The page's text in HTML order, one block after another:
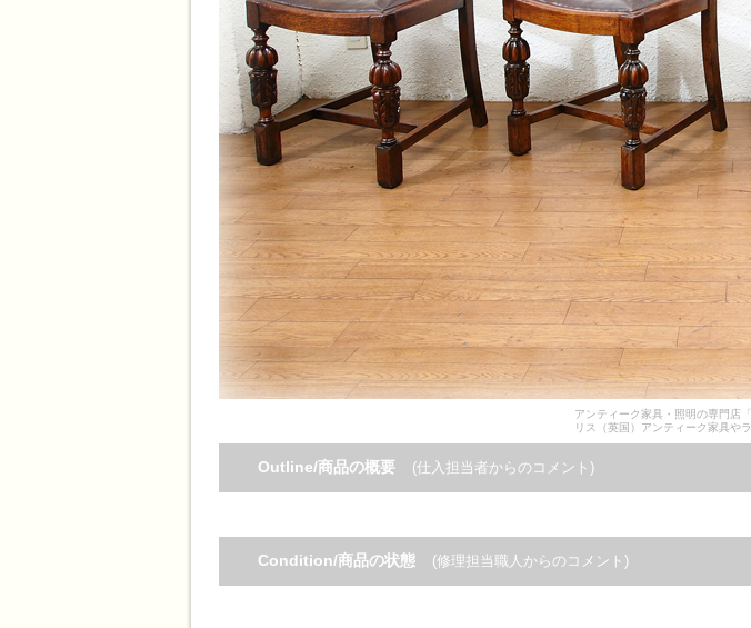
アンティーク家具・照明の専門店
リス（英国）アンティーク家具や
Outline/商品の概要 (仕入担当者からのコメント)
Condition/商品の状態 (修理担当職人からのコメント)